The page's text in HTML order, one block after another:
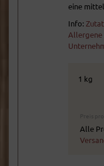
eine
Info:
1 kg
Preis
Alle